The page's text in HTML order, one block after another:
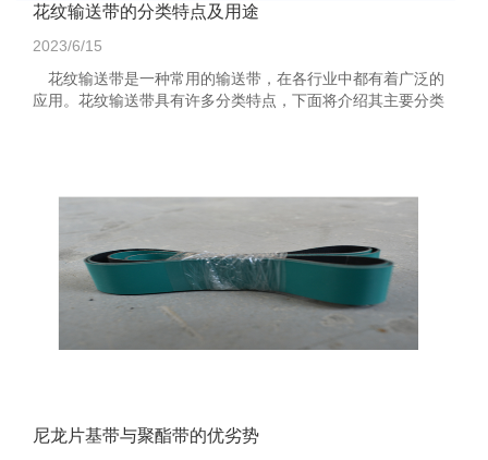
花纹输送带的分类特点及用途
2023/6/15
花纹输送带是一种常用的输送带，在各行业中都有着广泛的
应用。花纹输送带具有许多分类特点，下面将介绍其主要分类
尼龙片基带与聚酯带的优劣势